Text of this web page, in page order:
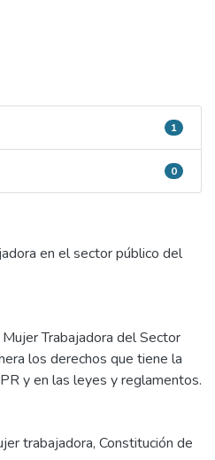
1
0
en el sector público del
Trabajadora del Sector
los derechos que tiene la
y en las leyes y reglamentos.
trabajadora, Constitución de